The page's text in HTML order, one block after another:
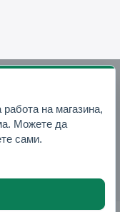
на магазина,
Можете да
сами.